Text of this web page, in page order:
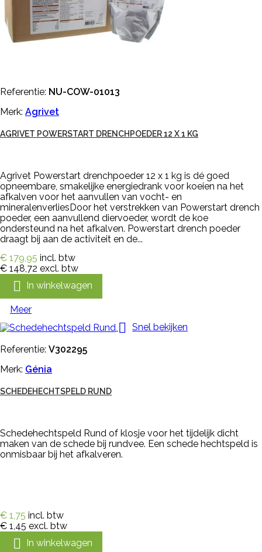
Referentie: NU-COW-01013
Merk: Agrivet
AGRIVET POWERSTART DRENCHPOEDER 12 X 1 KG
Agrivet Powerstart drenchpoeder 12 x 1 kg is dé goed
opneembare, smakelijke energiedrank voor koeien na het
afkalven voor het aanvullen van vocht- en
mineralenverliesDoor het verstrekken van Powerstart drench
poeder, een aanvullend diervoeder, wordt de koe
ondersteund na het afkalven. Powerstart drench poeder
draagt bij aan de activiteit en de...
€ 179,95 incl. btw
€ 148,72 excl. btw
 In winkelwagen
Meer
 Snel bekijken
Referentie: V302295
Merk: Génia
SCHEDEHECHTSPELD RUND
Schedehechtspeld Rund of klosje voor het tijdelijk dicht
maken van de schede bij rundvee. Een schede hechtspeld is
onmisbaar bij het afkalveren.
€ 1,75 incl. btw
€ 1,45 excl. btw
 In winkelwagen